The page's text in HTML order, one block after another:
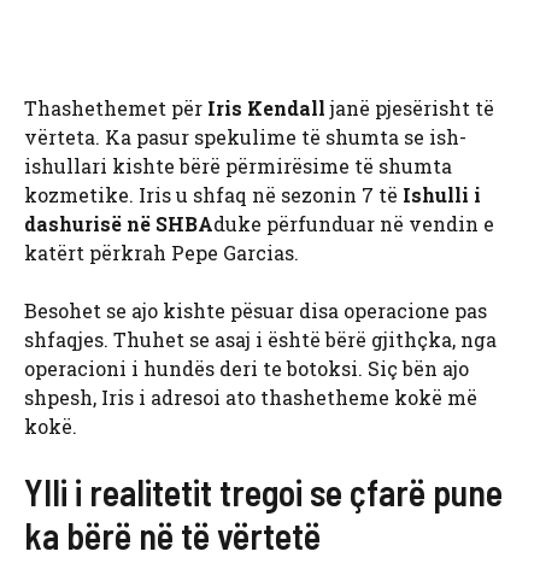
Thashethemet për Iris Kendalljanë pjesërisht të
vërteta. Ka pasur spekulime të shumta se ish-
ishullari kishte bërë përmirësime të shumta
kozmetike. Iris u shfaq në sezonin 7 të Ishulli i
dashurisë në SHBAduke përfunduar në vendin e
katërt përkrah Pepe Garcias.
Besohet se ajo kishte pësuar disa operacione pas
shfaqjes. Thuhet se asaj i është bërë gjithçka, nga
operacioni i hundës deri te botoksi. Siç bën ajo
shpesh, Iris i adresoi ato thashetheme kokë më
kokë.
Ylli i realitetit tregoi se çfarë pune
ka bërë në të vërtetë